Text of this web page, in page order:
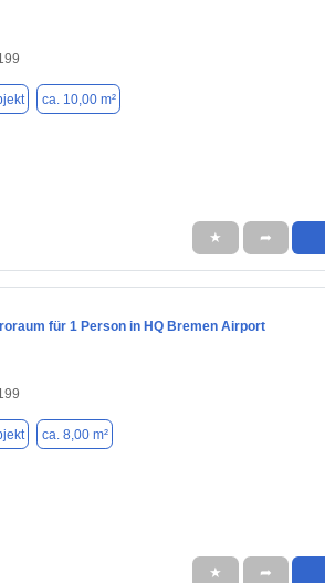
ca. 10,00 m²
★ ➦
für 1 Person in HQ Bremen Airport
ca. 8,00 m²
★ ➦